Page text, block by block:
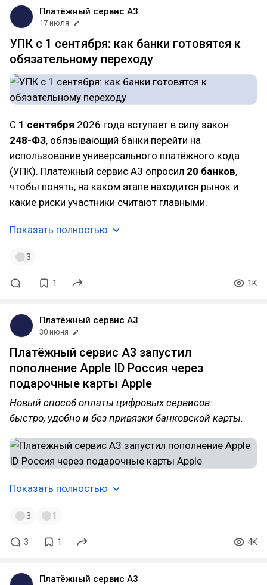
Платёжный сервис А3
17 июля
УПК с 1 сентября: как банки готовятся к
обязательному переходу
С 1 сентября 2026 года вступает в силу закон
248-ФЗ, обязывающий банки перейти на
использование универсального платёжного кода
(УПК). Платёжный сервис А3 опросил 20 банков,
чтобы понять, на каком этапе находится рынок и
какие риски участники считают главными.
Показать полностью
3
1 1K
Платёжный сервис А3
30 июня
Платёжный сервис А3 запустил
пополнение Apple ID Россия через
подарочные карты Apple
Новый способ оплаты цифровых сервисов:
быстро, удобно и без привязки банковской карты.
Показать полностью
3 1
3 1 4K
Платёжный сервис А3